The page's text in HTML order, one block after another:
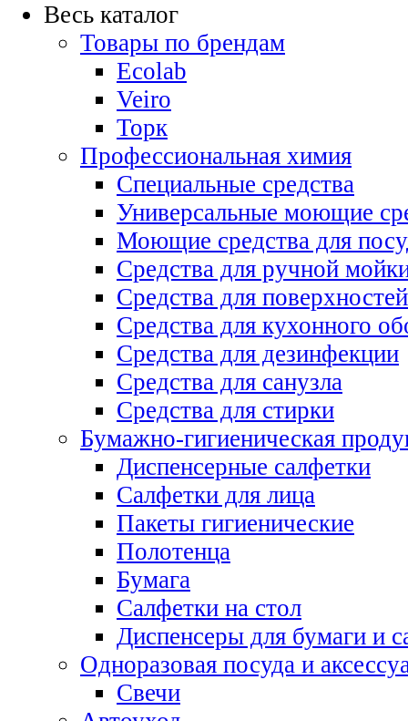
Весь каталог
Товары по брендам
Ecolab
Veiro
Торк
Профессиональная химия
Специальные средства
Универсальные моющие
Моющие средства для
Средства для ручной
Средства для поверхностей
Средства для кухонного
Средства для дезинфекции
Средства для санузла
Средства для стирки
Бумажно-гигиеническая
Диспенсерные салфетки
Салфетки для лица
Пакеты гигиенические
Полотенца
Бумага
Салфетки на стол
Диспенсеры для бумаги и
Одноразовая посуда и
Свечи